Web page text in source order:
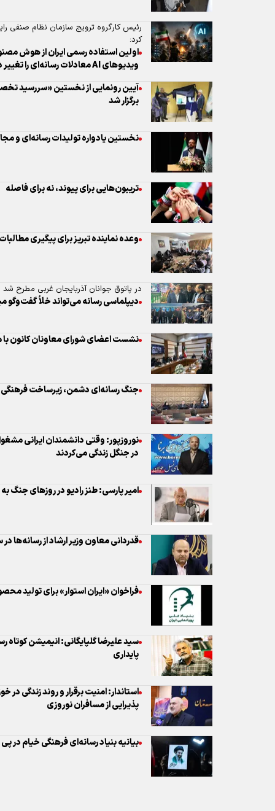
برگزار شد
نخستین یادواره تولیدات رسانه‌ای و
تریبون‌هایی برای پیوند، نه برای فاصله
جنگ رسانه‌ای دشمن، زیرساخت فرهنگی
قدردانی معاون وزیر ارشاد از رسانه‌ها
بیانیه بنیاد رسانه‌ای فرهنگی خیام در
نظر شما